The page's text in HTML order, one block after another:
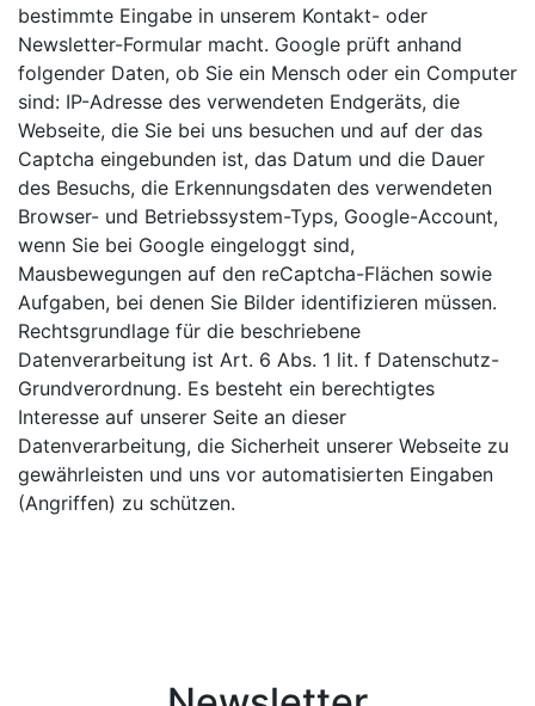
bestimmte Eingabe in unserem Kontakt- oder
Newsletter-Formular macht. Google prüft anhand
folgender Daten, ob Sie ein Mensch oder ein Computer
sind: IP-Adresse des verwendeten Endgeräts, die
Webseite, die Sie bei uns besuchen und auf der das
Captcha eingebunden ist, das Datum und die Dauer
des Besuchs, die Erkennungsdaten des verwendeten
Browser- und Betriebssystem-Typs, Google-Account,
wenn Sie bei Google eingeloggt sind,
Mausbewegungen auf den reCaptcha-Flächen sowie
Aufgaben, bei denen Sie Bilder identifizieren müssen.
Rechtsgrundlage für die beschriebene
Datenverarbeitung ist Art. 6 Abs. 1 lit. f Datenschutz-
Grundverordnung. Es besteht ein berechtigtes
Interesse auf unserer Seite an dieser
Datenverarbeitung, die Sicherheit unserer Webseite zu
gewährleisten und uns vor automatisierten Eingaben
(Angriffen) zu schützen.